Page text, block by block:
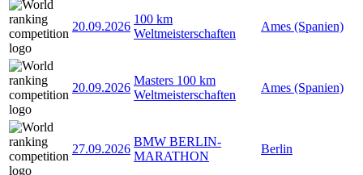
20.09.2026
100 km
Weltmeisterschaften
Ames (Spanien)
20.09.2026
Masters 100 km
Weltmeisterschaften
Ames (Spanien)
27.09.2026
BMW BERLIN-
MARATHON
Berlin